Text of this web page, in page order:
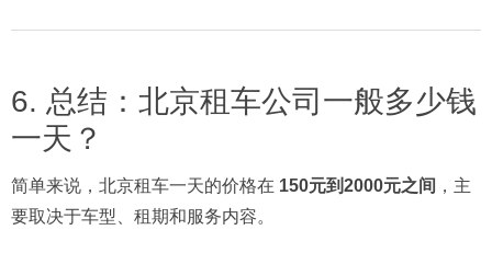
6. 总结：北京租车公司一般多少钱
一天？
简单来说，北京租车一天的价格在 150元到2000元之间 ，主
要取决于车型、租期和服务内容。